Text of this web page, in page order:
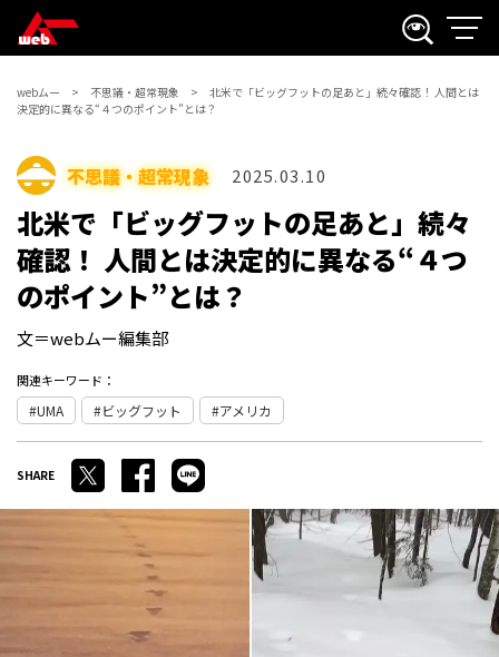
webムー 不思議・超常現象
北米で「ビッグフットの足あと」続々確認！ 人間とは
決定的に異なる“４つのポイント”とは？
不思議・超常現象 2025.03.10
北米で「ビッグフットの足あと」続々
確認！ 人間とは決定的に異なる“４つ
のポイント”とは？
文＝webムー編集部
関連キーワード：
UMA ビッグフット アメリカ